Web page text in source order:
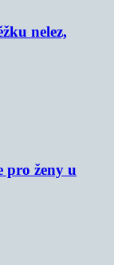
nelez,
pro ženy u